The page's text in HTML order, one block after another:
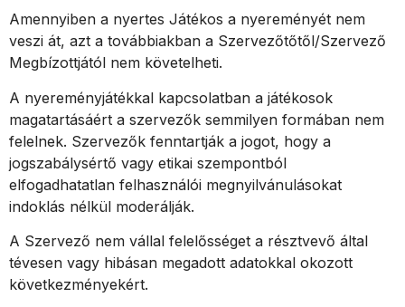
Amennyiben a nyertes Játékos a nyereményét nem
veszi át, azt a továbbiakban a Szervezőtőtől/Szervező
Megbízottjától nem követelheti.
A nyereményjátékkal kapcsolatban a játékosok
magatartásáért a szervezők semmilyen formában nem
felelnek. Szervezők fenntartják a jogot, hogy a
jogszabálysértő vagy etikai szempontból
elfogadhatatlan felhasználói megnyilvánulásokat
indoklás nélkül moderálják.
A Szervező nem vállal felelősséget a résztvevő által
tévesen vagy hibásan megadott adatokkal okozott
következményekért.